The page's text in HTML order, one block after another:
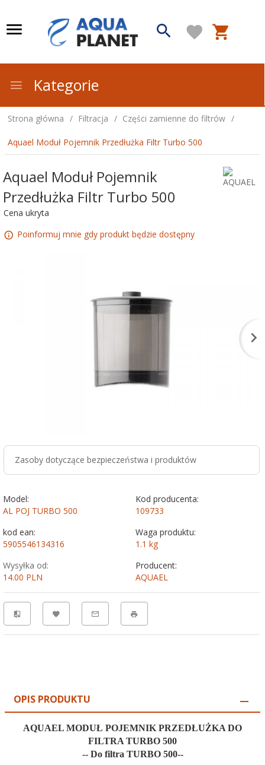
Kategorie
Strona główna Filtracja Części zamienne do filtrów
Aquael Moduł Pojemnik Przedłużka Filtr Turbo 500
Aquael Moduł Pojemnik
Przedłużka Filtr Turbo 500
Cena ukryta
Poinformuj mnie gdy produkt będzie dostępny
Zasoby dotyczące bezpieczeństwa i produktów
Model:
AL POJ TURBO 500
Kod producenta:
109733
kod ean:
5905546134316
Waga produktu:
1.1 kg
Wysyłka od:
14.00 PLN
Producent:
AQUAEL
OPIS PRODUKTU
AQUAEL MODUŁ POJEMNIK PRZEDŁUŻKA DO
FILTRA TURBO 500
-- Do filtra TURBO 500--